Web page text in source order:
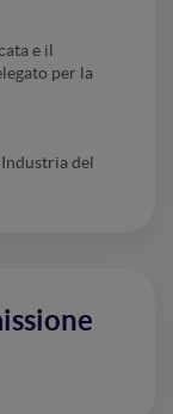
e il
per la
del